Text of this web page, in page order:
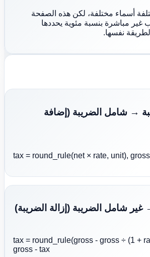
أسماء مختلفة، لكن هذه الصفحة
غير مباشرة بنسبة مئوية يحددها
نفسها.
→ شامل الضريبة (إضافة
tax = round_rule(net × rate, unit),
شامل الضريبة (إزالة الضريبة)
tax = round_rule(gross - gross ÷ (1 +
gross - tax